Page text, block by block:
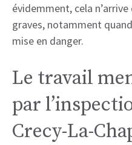
évidemment, cela
graves, notamment
mise en danger.
Le travail
par
Crecy-La-